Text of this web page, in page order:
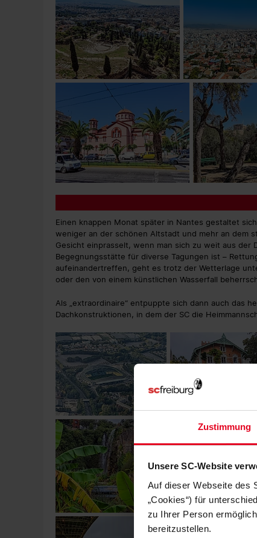
Zustimmung
Unsere SC-Website
Auf dieser Webseite des
„Cookies“) für
zu Ihrer Person
bereitzustellen.
Einen knappen Monat später in Nantes gestaltet
weniger an der schönen Altstadt und mehr an dem
Gesicht einprasselt, wenn man sich zu weit aus der
Begegnungsstätte für diverse Tagungen ist –
aufeinandertreffen, geht es trotz der Wetterlage
oder den von einem künstlichen Wasserfall
Als „extraordinaire“ entpuppte sich dann auch das
Dachkonstruktionen, in dem der SC die